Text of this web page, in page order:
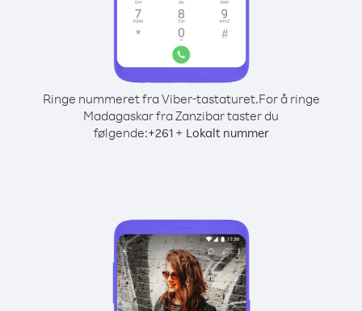
Ringe nummeret fra Viber-tastaturet.For å ringe
Madagaskar fra Zanzibar taster du
følgende:+261+ Lokalt nummer